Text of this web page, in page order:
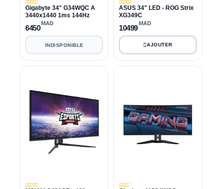
Gigabyte 34" G34WQC A
3440x1440 1ms 144Hz
6450
MAD
INDISPONIBLE
ASUS 34" LED - ROG Strix
XG349C
10499
MAD